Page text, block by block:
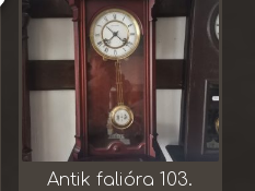
Antik falióra 103.